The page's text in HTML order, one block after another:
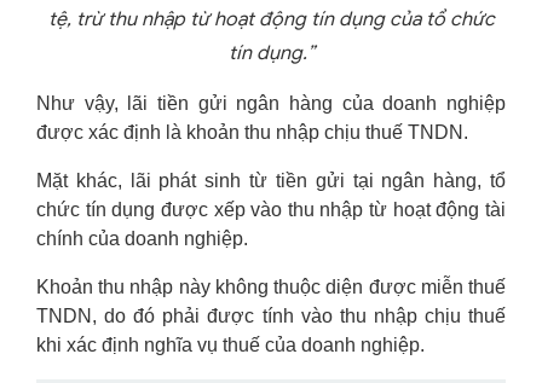
tệ, trừ thu nhập từ hoạt động tín dụng của tổ chức
tín dụng.”
Như vậy, lãi tiền gửi ngân hàng của doanh nghiệp
được xác định là khoản thu nhập chịu thuế TNDN.
Mặt khác, lãi phát sinh từ tiền gửi tại ngân hàng, tổ
chức tín dụng được xếp vào thu nhập từ hoạt động tài
chính của doanh nghiệp.
Khoản thu nhập này không thuộc diện được miễn thuế
TNDN, do đó phải được tính vào thu nhập chịu thuế
khi xác định nghĩa vụ thuế của doanh nghiệp.